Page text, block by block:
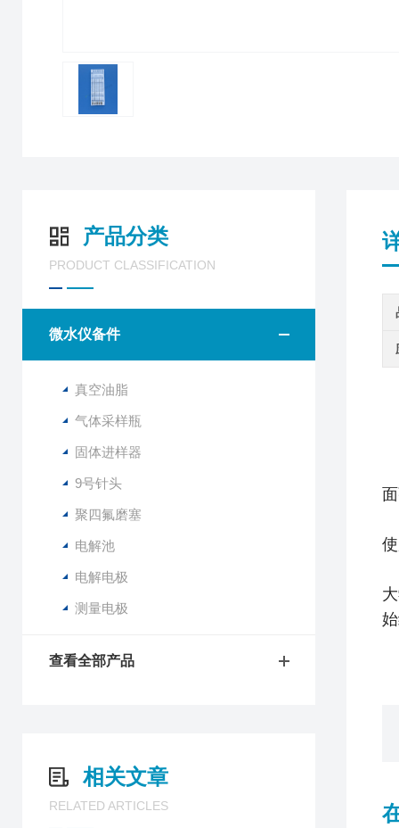
产品分类
PRODUCT CLASSIFICATION
微水仪备件
真空油脂
气体采样瓶
固体进样器
9号针头
聚四氟磨塞
电解池
电解电极
测量电极
查看全部产品
相关文章
RELATED ARTICLES